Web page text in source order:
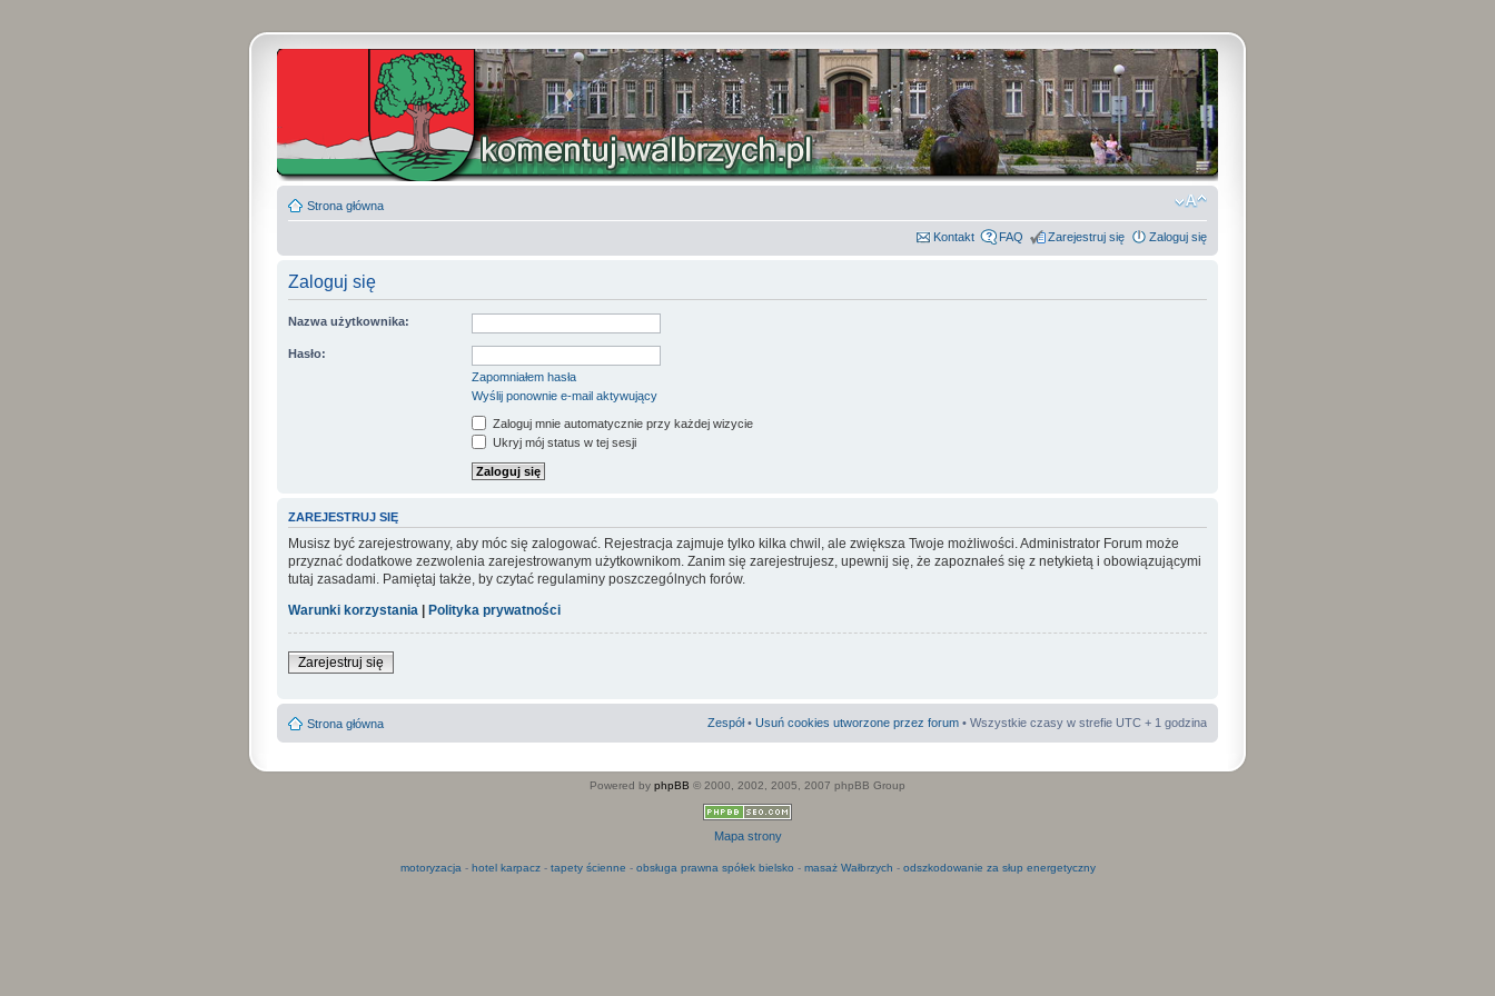
Strona główna
Kontakt FAQ Zarejestruj się Zaloguj się
Zaloguj się
Nazwa użytkownika:
Hasło:
Zapomniałem hasła
Wyślij ponownie e-mail aktywujący
Zaloguj mnie automatycznie przy każdej wizycie
Ukryj mój status w tej sesji
ZAREJESTRUJ SIĘ
Musisz być zarejestrowany, aby móc się zalogować. Rejestracja zajmuje tylko kilka chwil, ale zwiększa Twoje możliwości. Administrator Forum może
przyznać dodatkowe zezwolenia zarejestrowanym użytkownikom. Zanim się zarejestrujesz, upewnij się, że zapoznałeś się z netykietą i obowiązującymi
tutaj zasadami. Pamiętaj także, by czytać regulaminy poszczególnych forów.
Warunki korzystania | Polityka prywatności
Zarejestruj się
Strona główna Zespół• Usuń cookies utworzone przez forum • Wszystkie czasy w strefie UTC + 1 godzina
Powered by phpBB © 2000, 2002, 2005, 2007 phpBB Group
Mapa strony
motoryzacja - hotel karpacz- tapety ścienne - obsługa prawna spółek bielsko - masaż Wałbrzych - odszkodowanie za słup energetyczny